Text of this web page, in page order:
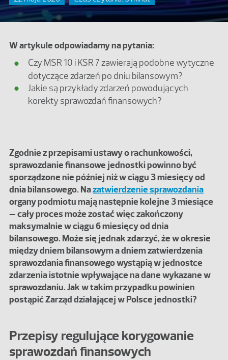
W artykule odpowiadamy na pytania:
Czy MSR 10 i KSR 7 zawierają podobne wytyczne
dotyczące zdarzeń po dniu bilansowym?
Jakie są przykłady zdarzeń powodujących
korekty sprawozdań finansowych?
Zgodnie z przepisami ustawy o rachunkowości,
sprawozdanie finansowe jednostki powinno być
sporządzone nie później niż w ciągu 3 miesięcy od
dnia bilansowego. Nazatwierdzenie sprawozdania
organy podmiotu mają następnie kolejne 3 miesiące
– cały proces może zostać więc zakończony
maksymalnie w ciągu 6 miesięcy od dnia
bilansowego. Może się jednak zdarzyć, że w okresie
między dniem bilansowym a dniem zatwierdzenia
sprawozdania finansowego wystąpią w jednostce
zdarzenia istotnie wpływające na dane wykazane w
sprawozdaniu. Jak w takim przypadku powinien
postąpić Zarząd działającej w Polsce jednostki?
Przepisy regulujące korygowanie
sprawozdań finansowych